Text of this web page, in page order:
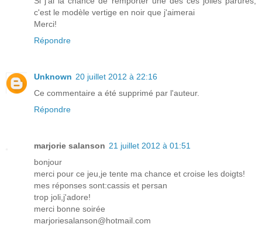
c'est le modèle vertige en noir que j'aimerai
Merci!
Répondre
Unknown 20 juillet 2012 à 22:16
Ce commentaire a été supprimé par l'auteur.
Répondre
marjorie salanson 21 juillet 2012 à 01:51
bonjour
merci pour ce jeu,je tente ma chance et croise les doigts!
mes réponses sont:cassis et persan
trop joli,j'adore!
merci bonne soirée
marjoriesalanson@hotmail.com